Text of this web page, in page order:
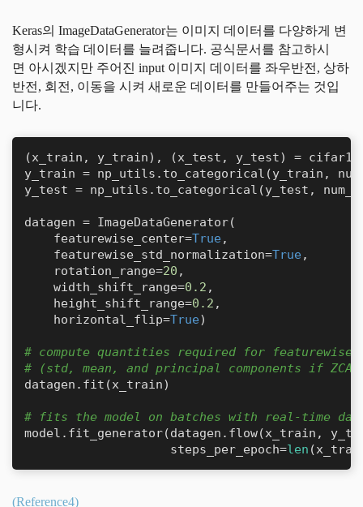
Keras의 ImageDataGenerator는 이미지 데이터를 다양하게 변
형시켜 학습 데이터를 늘려줍니다. 공식문서를 참고하시
면 아시겠지만 주어진 input 이미지 데이터를 좌우반전, 상하
반전, 회전, 이동을 시켜 새로운 데이터를 만들어주는 것입
니다.
(x_train, y_train), (x_test, y_test) =
y_train = np_utils.to_categorical(y_train,
y_test = np_utils.to_categorical(y_test,
datagen = ImageDataGenerator(
    featurewise_center=
True,
    featurewise_std_normalization=
True,
    rotation_range=
20 ,
    width_shift_range=
0.2 ,
    height_shift_range=
0.2 ,
    horizontal_flip=
True)
# compute quantities required for featurewise
# (std, mean, and principal components if
datagen.fit(x_train)
# fits the model on batches with real-time
model.fit_generator(datagen.flow(x_train,
                    steps_per_epoch=
len
(Reference4)